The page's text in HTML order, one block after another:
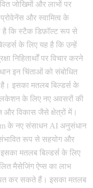
जोखिमों और लाभों पर
और स्वामित्व के
है कि स्टैक डिफ़ॉल्ट रूप से
के लिए यह है कि उन्हें
निहितार्थों पर विचार करने
इन चिंताओं को संबोधित
इसका मतलब बिल्डर्स के
के लिए नए अवसरों की
विकास जैसे क्षेत्रों में।
के नए संसाधन AI अनुसंधान
रूप से सहयोग और
मतलब बिल्डर्स के लिए
मैसेजिंग ऐप्स का लाभ
कर सकते हैं। इसका मतलब